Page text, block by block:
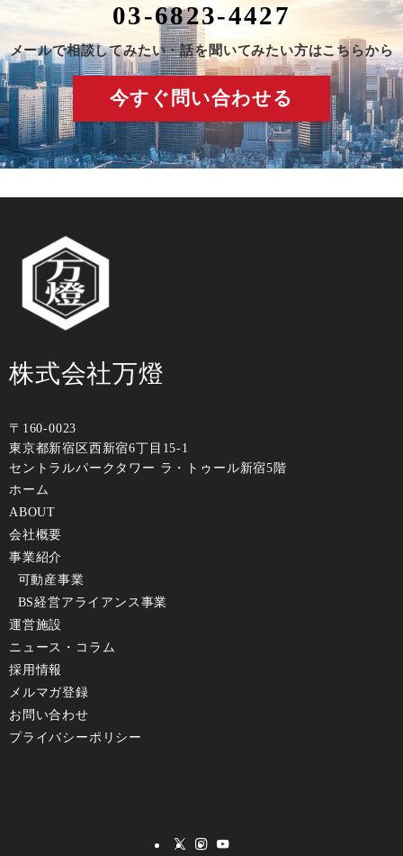
03-6823-4427
メールで相談してみたい・話を聞いてみたい方はこちらから
今すぐ問い合わせる
株式会社万燈
〒160-0023
東京都新宿区⻄新宿6丁⽬15-1
セントラルパークタワー ラ・トゥール新宿5階
ホーム
ABOUT
会社概要
事業紹介
可動産事業
BS経営アライアンス事業
運営施設
ニュース・コラム
採⽤情報
メルマガ登録
お問い合わせ
プライバシーポリシー